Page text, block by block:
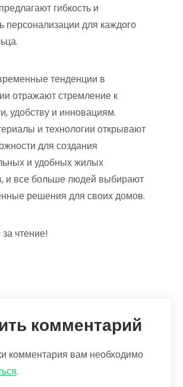
гибкость и
персонализации для каждого
тенденции в
отражают стремление к
удобству и инновациям.
и технологии открывают
для создания
и удобных жилых
и все больше людей выбирают
решения для своих домов.
чтение!
комментарий
комментария вам необходимо
.